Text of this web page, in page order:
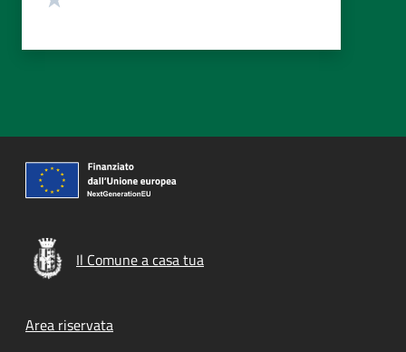
Il Comune a casa tua
Footer menu
Area riservata